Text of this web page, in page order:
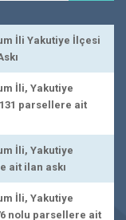
İli Yakutiye İlçesi
İli, Yakutiye
parsellere ait
İli, Yakutiye
ait ilan askı
İli, Yakutiye
nolu parsellere ait